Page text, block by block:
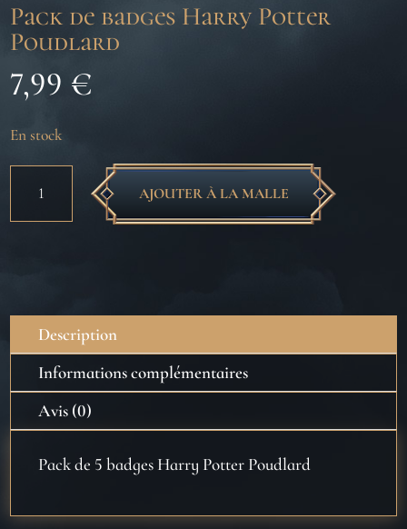
Pack de badges Harry Potter
Poudlard
7,99 €
En stock
Pack
Potter
Poudlard
AJOUTER À LA MALLE
Description
Informations complémentaires
Avis (0)
Pack de 5 badges Harry Potter Poudlard